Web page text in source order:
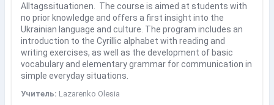
Alltagssituationen. The course is aimed at students with
no prior knowledge and offers a first insight into the
Ukrainian language and culture. The program includes an
introduction to the Cyrillic alphabet with reading and
writing exercises, as well as the development of basic
vocabulary and elementary grammar for communication in
simple everyday situations.
Учитель: Lazarenko Olesia